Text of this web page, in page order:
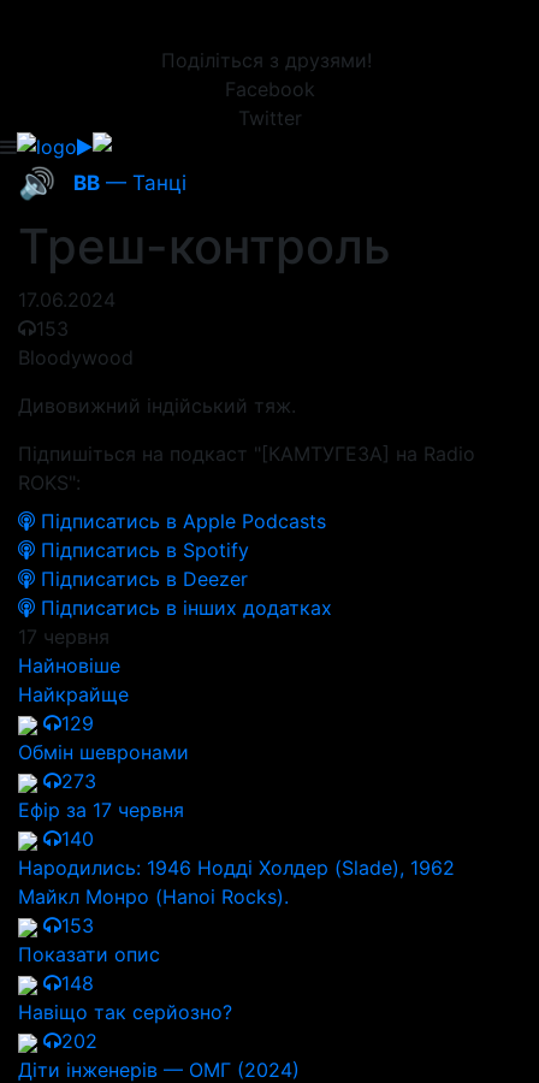
Поділіться з друзями!
Facebook
Twitter
🔊 ВВ — Танці
Треш-контроль
17.06.2024
153
Bloodywood
Дивовижний індійський тяж.
Підпишіться на подкаст "[КАМТУГЕЗА] на Radio
ROKS":
Підписатись в Apple Podcasts
Підписатись в Spotify
Підписатись в Deezer
Підписатись в інших додатках
17 червня
Найновіше
Найкрайще
129
Обмін шевронами
273
Ефір за 17 червня
140
Народились: 1946 Нодді Холдер (Slade), 1962
Майкл Монро (Hanoi Rocks).
153
Показати опис
148
Навіщо так серйозно?
202
Діти інженерів — ОМГ (2024)